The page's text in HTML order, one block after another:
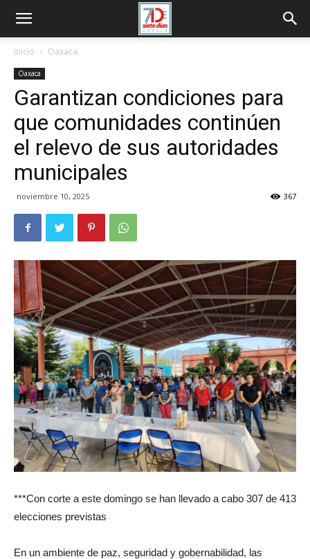
Inicio Oaxaca
Oaxaca
Garantizan condiciones para
que comunidades continúen
el relevo de sus autoridades
municipales
noviembre 10, 2025 367
***Con corte a este domingo se han llevado a cabo 307 de 413
elecciones previstas
En un ambiente de paz, seguridad y gobernabilidad, las